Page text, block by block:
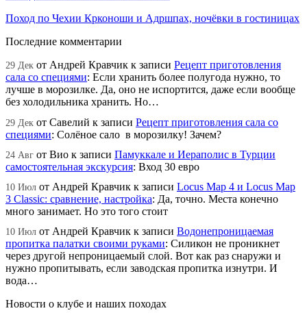
Поход по Чехии Крконоши и Адршпах, ночёвки в гостиницах
Последние комментарии
29 Дек от Андрей Кравчик к записи Рецепт приготовления
сала со специями: Если хранить более полугода нужно, то
лучше в морозилке. Да, оно не испортится, даже если вообще
без холодильника хранить. Но…
29 Дек от Савелий к записи Рецепт приготовления сала со
специями: Солёное сало в морозилку! Зачем?
24 Авг от Вио к записи Памуккале и Иераполис в Турции
самостоятельная экскурсия: Вход 30 евро
10 Июл от Андрей Кравчик к записи Locus Map 4 и Locus Map
3 Classic: сравнение, настройка: Да, точно. Места конечно
много занимает. Но это того стоит
10 Июл от Андрей Кравчик к записи Водонепроницаемая
пропитка палатки своими руками: Силикон не проникнет
через другой непроницаемый слой. Вот как раз снаружи и
нужно пропитывать, если заводская пропитка изнутри. И
вода…
Новости о клубе и наших походах